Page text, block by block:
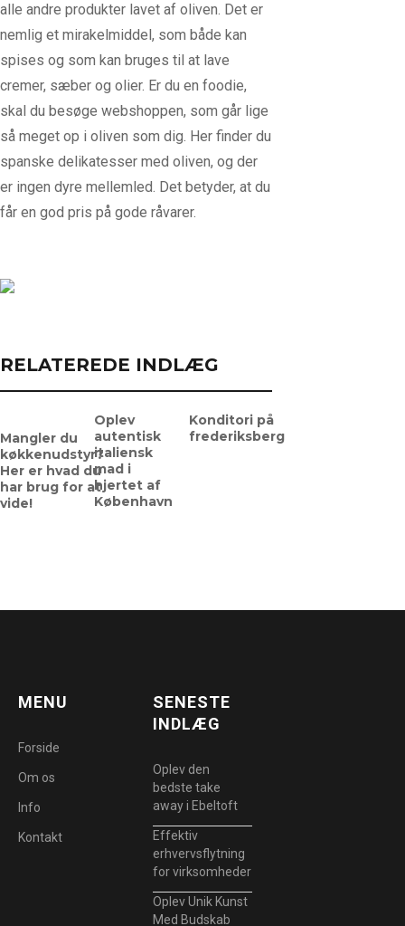
alle andre produkter lavet af oliven. Det er
nemlig et mirakelmiddel, som både kan
spises og som kan bruges til at lave
cremer, sæber og olier. Er du en foodie,
skal du besøge webshoppen, som går lige
så meget op i oliven som dig. Her finder du
spanske delikatesser med oliven, og der
er ingen dyre mellemled. Det betyder, at du
får en god pris på gode råvarer.
RELATEREDE INDLÆG
Mangler du
køkkenudstyr?
Her er hvad du
har brug for at
vide!
Oplev
autentisk
italiensk
mad i
hjertet af
København
Konditori på
frederiksberg
MENU
Forside
Om os
Info
Kontakt
SENESTE
INDLÆG
Oplev den
bedste take
away i Ebeltoft
Effektiv
erhvervsflytning
for virksomheder
Oplev Unik Kunst
Med Budskab